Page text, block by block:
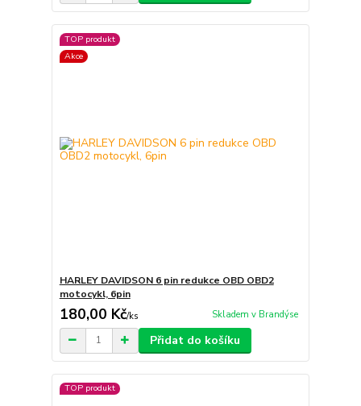
TOP produkt
Akce
HARLEY DAVIDSON 6 pin redukce OBD OBD2
motocykl, 6pin
180,00 Kč/ks Skladem v Brandýse
Přidat do košíku
TOP produkt